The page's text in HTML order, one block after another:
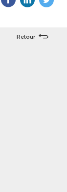
Retour